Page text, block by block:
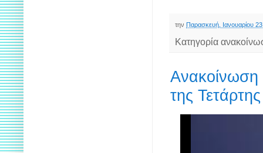
την Παρασκευή, Ιανουαρίου
Κατηγορία
Ανακοίνωση
της